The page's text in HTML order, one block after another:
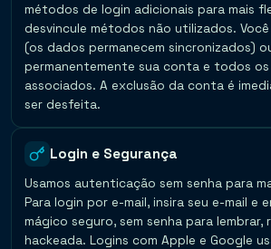
métodos de login adicionais para mais
desvincule métodos não utilizados.
(os dados permanecem sincronizados)
permanentemente sua conta e todos
associados. A exclusão da conta é
ser desfeita.
Login e Segurança
Usamos autenticação sem senha para
Para login por e-mail, insira seu e-mail e
mágico seguro, sem senha para lembrar,
hackeada. Logins com Apple e Google